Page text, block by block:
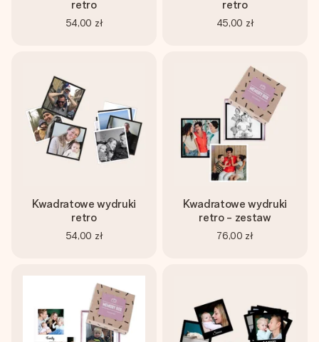
imieniem, swoim zdjęciem lub wiadomością, która naprawdę
poruszy serce. Bez problemu, po prostu ogrom miłości na
retro
54,00 zł
retro
45,00 zł
Kwadratowe wydruki
retro
54,00 zł
Kwadratowe wydruki
retro - zestaw
76,00 zł